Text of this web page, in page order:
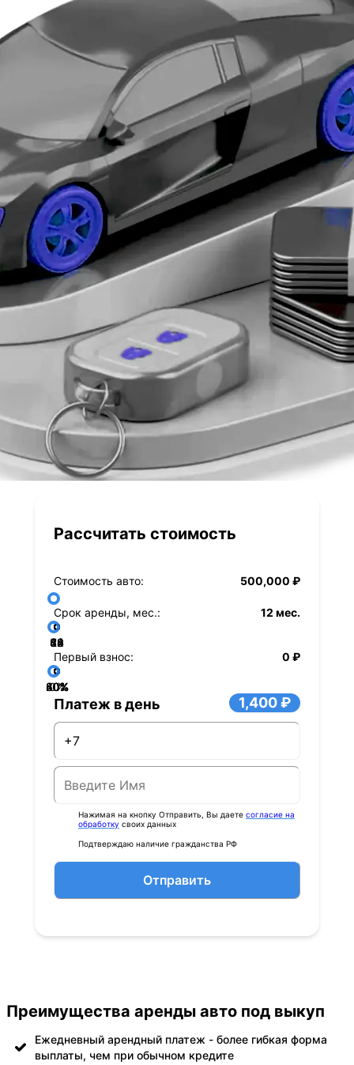
Рассчитать стоимость
Стоимость авто: 500,000 ₽
Срок аренды, мес.: 12 мес.
12
24
36
48
60
72
84
Первый взнос:
0 ₽
0%
20%
40%
60%
80%
Платеж в день 1,400 ₽
Нажимая на кнопку Отправить, Вы даете согласие на
обработку своих данных
Подтверждаю наличие гражданства РФ
Отправить
Преимущества аренды авто под выкуп
Ежедневный арендный платеж - более гибкая форма
выплаты, чем при обычном кредите